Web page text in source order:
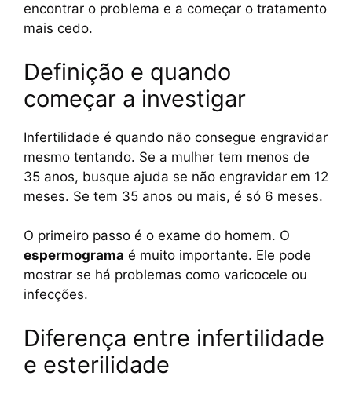
encontrar o problema e a começar o tratamento
mais cedo.
Definição e quando
começar a investigar
Infertilidade é quando não consegue engravidar
mesmo tentando. Se a mulher tem menos de
35 anos, busque ajuda se não engravidar em 12
meses. Se tem 35 anos ou mais, é só 6 meses.
O primeiro passo é o exame do homem. O
espermograma é muito importante. Ele pode
mostrar se há problemas como varicocele ou
infecções.
Diferença entre infertilidade
e esterilidade